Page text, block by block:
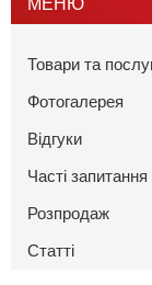
Товари та
Фотогалерея
Відгуки
Часті запитання
Розпродаж
Статті